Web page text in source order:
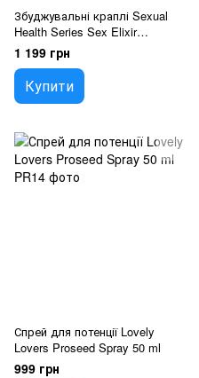
Збуджувальні краплі Sexual
Health Series Sex Elixir
Premium Spanish Fly 100 мл
1 199 грн
Купити
Спрей для потенції Lovely
Lovers Proseed Spray 50 ml
999 грн